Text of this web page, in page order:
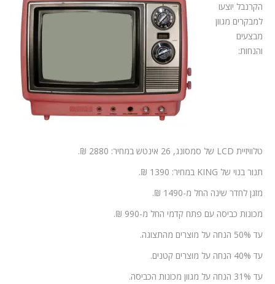
הקרנבל יוצעו
למבקרים מגוון
מבצעים
והנחות:
טלוויזיית LCD של סמסונג, 26 אינטש במחיר: 2880 ₪.
תנור בנוי של KING במחיר: 1390 ₪.
מזגן לחדר שינה החל מ-1490 ₪.
מכונות כביסה עם פתח קדמי החל מ-990 ₪.
עד 50% הנחה על מוצרים מהתצוגה.
עד 40% הנחה על מוצרים קטנים.
עד 31% הנחה על מגוון מכונות הכביסה.